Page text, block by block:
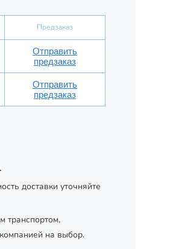
Предзаказ
Отправить
предзаказ
Отправить
предзаказ
доставки уточняйте
транспортом,
на выбор.